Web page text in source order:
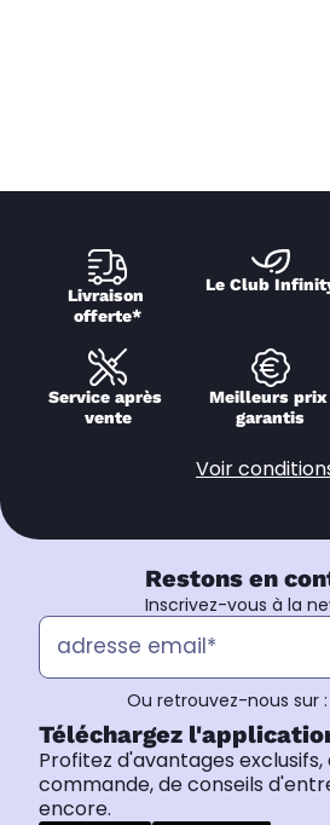
Livraison
offerte*
Le Club
Service après
vente
Meilleurs prix
garantis
Voir
Restons en
Inscrivez-vous à la
Ou retrouvez-nous sur :
Téléchargez
Profitez d'avantages exclusifs,
commande, de conseils
encore.